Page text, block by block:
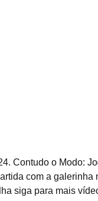
Contudo o Modo:
com a
siga para mais